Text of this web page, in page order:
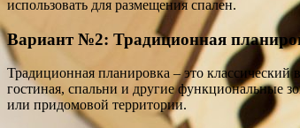
использовать для размещения спален.
Вариант №2: Традиционная
Традиционная планировка – это
гостиная, спальни и другие функциональные
или придомовой территории.